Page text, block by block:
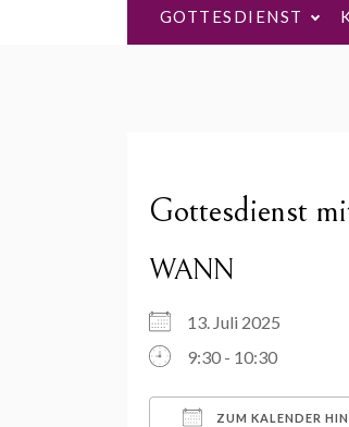
GOTTESDIENST
Gottesdienst
WANN
13. Juli 2025
9:30 - 10:30
ZUM KALENDER